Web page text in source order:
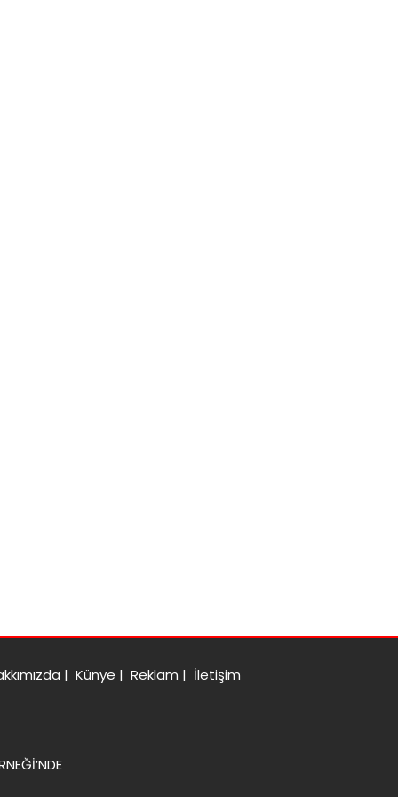
| Künye | Reklam | İletişim